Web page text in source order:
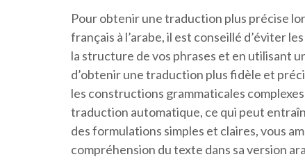
Pour obtenir une traduction plus précise
français à l’arabe, il est conseillé d’éviter
la structure de vos phrases et en utilisant
d’obtenir une traduction plus fidèle et
les constructions grammaticales
traduction automatique, ce qui peut
des formulations simples et claires, vous
compréhension du texte dans sa version